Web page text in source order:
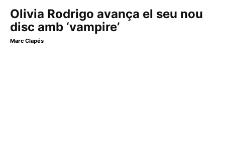
Olivia Rodrigo avança el seu nou
disc amb ‘vampire’
Marc Clapés